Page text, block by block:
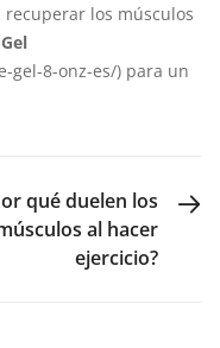
los músculos
gel-8-onz-es/) para un
NEXT POST
qué duelen los
al hacer
ejercicio?